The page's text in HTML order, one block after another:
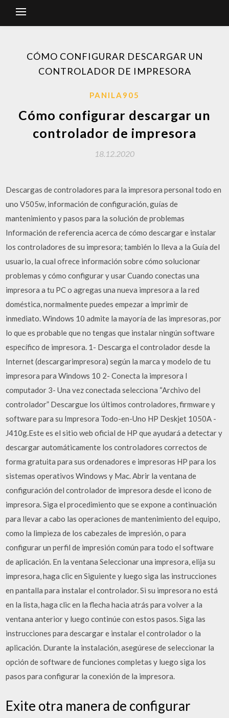
CÓMO CONFIGURAR DESCARGAR UN
CONTROLADOR DE IMPRESORA
PANILA905
Cómo configurar descargar un
controlador de impresora
18.12.2020
Descargas de controladores para la impresora personal todo en
uno V505w, información de configuración, guías de
mantenimiento y pasos para la solución de problemas
Información de referencia acerca de cómo descargar e instalar
los controladores de su impresora; también lo lleva a la Guía del
usuario, la cual ofrece información sobre cómo solucionar
problemas y cómo configurar y usar Cuando conectas una
impresora a tu PC o agregas una nueva impresora a la red
doméstica, normalmente puedes empezar a imprimir de
inmediato. Windows 10 admite la mayoría de las impresoras, por
lo que es probable que no tengas que instalar ningún software
específico de impresora. 1- Descarga el controlador desde la
Internet (descargarimpresora) según la marca y modelo de tu
impresora para Windows 10 2- Conecta la impresora l
computador 3- Una vez conectada selecciona “Archivo del
controlador” Descargue los últimos controladores, firmware y
software para su Impresora Todo-en-Uno HP Deskjet 1050A -
J410g.Este es el sitio web oficial de HP que ayudará a detectar y
descargar automáticamente los controladores correctos de
forma gratuita para sus ordenadores e impresoras HP para los
sistemas operativos Windows y Mac. Abrir la ventana de
configuración del controlador de impresora desde el icono de
impresora. Siga el procedimiento que se expone a continuación
para llevar a cabo las operaciones de mantenimiento del equipo,
como la limpieza de los cabezales de impresión, o para
configurar un perfil de impresión común para todo el software
de aplicación. En la ventana Seleccionar una impresora, elija su
impresora, haga clic en Siguiente y luego siga las instrucciones
en pantalla para instalar el controlador. Si su impresora no está
en la lista, haga clic en la flecha hacia atrás para volver a la
ventana anterior y luego continúe con estos pasos. Siga las
instrucciones para descargar e instalar el controlador o la
aplicación. Durante la instalación, asegúrese de seleccionar la
opción de software de funciones completas y luego siga los
pasos para configurar la conexión de la impresora.
Exite otra manera de configurar